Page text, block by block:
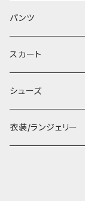
パンツ
スカート
シューズ
衣装/ランジェリー